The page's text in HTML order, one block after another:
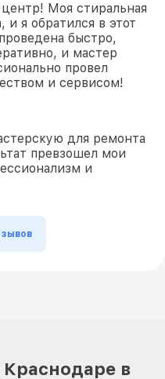
Моя стиральная
я обратился в этот
быстро,
и мастер
провел
и сервисом!
для ремонта
превзошел мои
и
в